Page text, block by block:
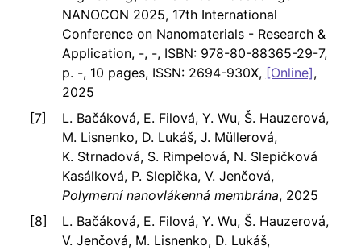
NANOCON 2025, 17th International
Conference on Nanomaterials - Research &
Application, -, -, ISBN: 978-80-88365-29-7,
p. -, 10 pages, ISSN: 2694-930X, [Online],
2025
L. Bačáková, E. Filová, Y. Wu, Š. Hauzerová,
M. Lisnenko, D. Lukáš, J. Müllerová,
K. Strnadová, S. Rimpelová, N. Slepičková
Kasálková, P. Slepička, V. Jenčová,
Polymerní nanovlákenná membrána, 2025
L. Bačáková, E. Filová, Y. Wu, Š. Hauzerová,
V. Jenčová, M. Lisnenko, D. Lukáš,